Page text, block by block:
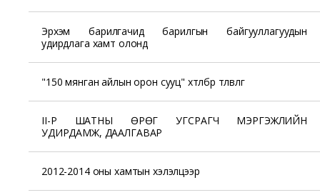
Эрхэм барилгачид барилгын байгууллагуудын
удирдлага хамт олонд
"150 мянган айлын орон сууц" хөтөлбөр төлөвлөгөө
II-Р ШАТНЫ ӨРӨГ УГСРАГЧ МЭРГЭЖЛИЙН
УДИРДАМЖ, ДААЛГАВАР
2012-2014 оны хамтын хэлэлцээр